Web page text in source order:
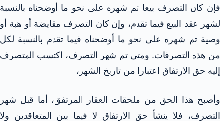
فإن كان التصرف بيعا تم شهره على نحو ما أوضحناه بالنسبة
لشهر عقد البيع فيما تقدم، وإن كان التصرف مقايضة أو هبة أو
وصية تم شهره على نحو ما أوضحناه فيما تقدم بالنسبة لكل
من هذه التصرفات. ومتى تم شهر التصرف، اكتسب المتصرف
إليه حق الارتفاق اعتبارا من تاريخ الشهر،
وأصبح هذا الحق من ملحقات العقار المرتفق، أما قبل شهر
التصرف، فلا ينشأ حق الارتفاق لا فيما بين المتعاقدين ولا